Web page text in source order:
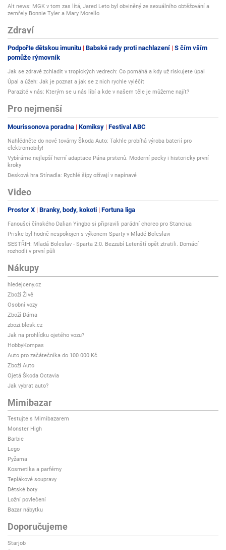
Alt news: MGK v tom zas lítá, Jared Leto byl obviněný ze sexuálního obtěžování a
zemřely Bonnie Tyler a Mary Morello
Zdraví
Podpořte dětskou imunitu Babské rady proti nachlazení S čím vším
pomůže rýmovník
Jak se zdravě zchladit v tropických vedrech: Co pomáhá a kdy už riskujete úpal
Úpal a úžeh: Jak je poznat a jak se z nich rychle vyléčit
Parazité v nás: Kterým se u nás líbí a kde v našem těle je můžeme najít?
Pro nejmenší
Mourissonova poradna Komiksy Festival ABC
Nahlédněte do nové továrny Škoda Auto: Takhle probíhá výroba baterií pro
elektromobily!
Vybíráme nejlepší herní adaptace Pána prstenů. Moderní pecky i historicky první
kroky
Desková hra Stínadla: Rychlé šípy ožívají v napínavé
Video
Prostor X Branky, body, kokoti Fortuna liga
Fanoušci čínského Dalian Yingbo si připravili parádní choreo pro Stanciua
Priske byl hodně nespokojen s výkonem Sparty v Mladé Boleslavi
SESTŘIH: Mladá Boleslav - Sparta 2:0. Bezzubí Letenští opět ztratili. Domácí
rozhodli v první půli
Nákupy
hledejceny.cz
Zboží Živě
Osobní vozy
Zboží Dáma
zbozi.blesk.cz
Jak na prohlídku ojetého vozu?
HobbyKompas
Auto pro začátečníka do 100 000 Kč
Zboží Auto
Ojetá Škoda Octavia
Jak vybrat auto?
Mimibazar
Testujte s Mimibazarem
Monster High
Barbie
Lego
Pyžama
Kosmetika a parfémy
Teplákové soupravy
Dětské boty
Ložní povlečení
Bazar nábytku
Doporučujeme
Starjob